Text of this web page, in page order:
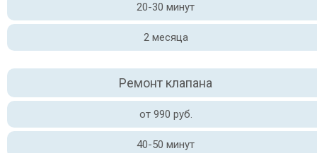
20-30 минут
2 месяца
Ремонт клапана
от 990 руб.
40-50 минут